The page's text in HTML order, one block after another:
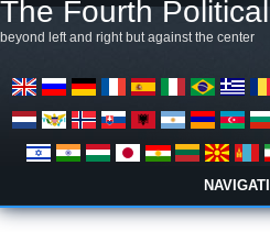
The Fourth
beyond left and right but against the center